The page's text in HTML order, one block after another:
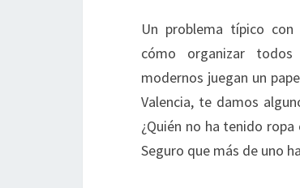
Un problema típico
cómo organizar
modernos juegan un
Valencia, te damos
¿Quién no ha tenido
Seguro que más de uno